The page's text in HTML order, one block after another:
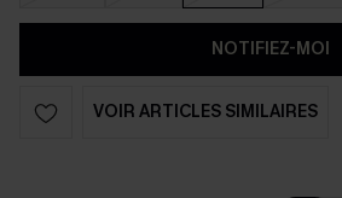
NOTIFIEZ-MOI
VOIR ARTICLES SIMILAIRES